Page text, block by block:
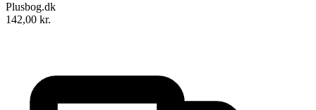
Plusbog.dk
142,00 kr.